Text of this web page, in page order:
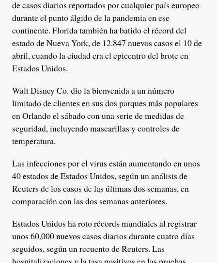
de casos diarios reportados por cualquier país europeo
durante el punto álgido de la pandemia en ese
continente. Florida también ha batido el récord del
estado de Nueva York, de 12.847 nuevos casos el 10 de
abril, cuando la ciudad era el epicentro del brote en
Estados Unidos.
Walt Disney Co. dio la bienvenida a un número
limitado de clientes en sus dos parques más populares
en Orlando el sábado con una serie de medidas de
seguridad, incluyendo mascarillas y controles de
temperatura.
Las infecciones por el virus están aumentando en unos
40 estados de Estados Unidos, según un análisis de
Reuters de los casos de las últimas dos semanas, en
comparación con las dos semanas anteriores.
Estados Unidos ha roto récords mundiales al registrar
unos 60.000 nuevos casos diarios durante cuatro días
seguidos, según un recuento de Reuters. Las